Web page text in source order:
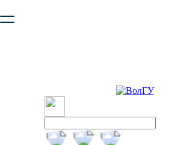
безопасную работу с сайтом. Пожалуйста